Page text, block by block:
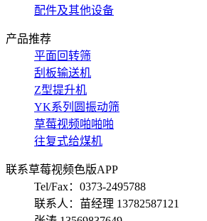
配件及其他设备
产品推荐
平面回转筛
刮板输送机
Z型提升机
YK系列圆振动筛
草莓视频啪啪啪
往复式给煤机
联系草莓视频色版APP
Tel/Fax：0373-2495788
联系人：苗经理 13782587121